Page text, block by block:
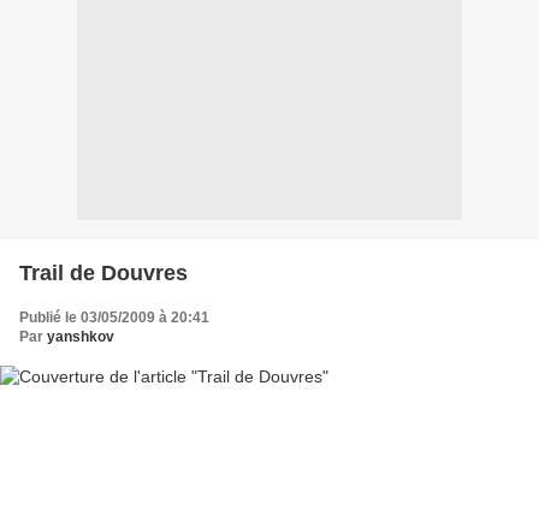
Trail de Douvres
Publié le 03/05/2009 à 20:41
Par yanshkov